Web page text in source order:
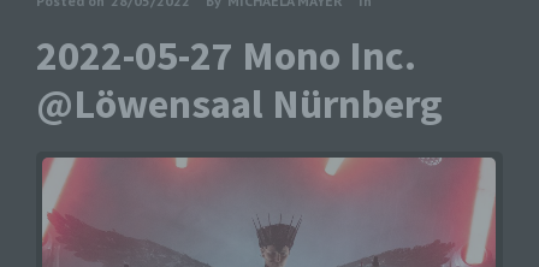
2022-05-27 Mono Inc.
@Löwensaal Nürnberg